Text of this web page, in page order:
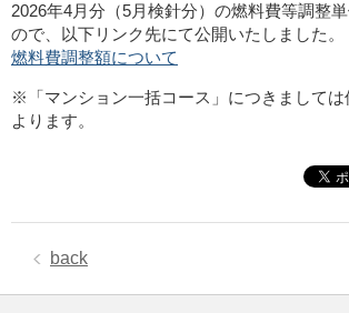
移
動
2026年4月分（5月検針分）の燃料費等調整
ので、以下リンク先にて公開いたしました。
燃料費調整額について
※「マンション一括コース」につきましては
よります。
back